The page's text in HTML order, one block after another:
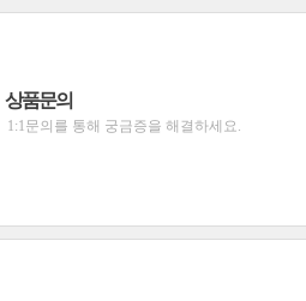
상품문의
1:1문의를 통해 궁금증을 해결하세요.